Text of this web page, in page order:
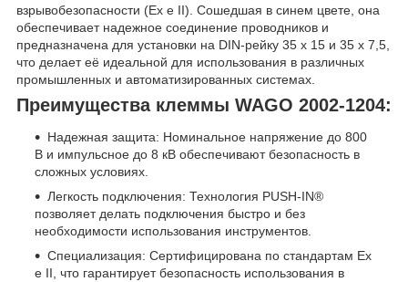
взрывобезопасности (Ex e II). Сошедшая в синем цвете, она
обеспечивает надежное соединение проводников и
предназначена для установки на DIN-рейку 35 x 15 и 35 x 7,5,
что делает её идеальной для использования в различных
промышленных и автоматизированных системах.
Преимущества клеммы WAGO 2002-1204:
Надежная защита: Номинальное напряжение до 800
В и импульсное до 8 кВ обеспечивают безопасность в
сложных условиях.
Легкость подключения: Технология PUSH-IN®
позволяет делать подключения быстро и без
необходимости использования инструментов.
Специализация: Сертифицирована по стандартам Ex
e II, что гарантирует безопасность использования в